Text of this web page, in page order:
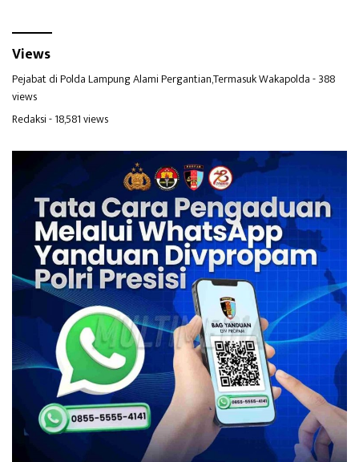
Views
Pejabat di Polda Lampung Alami Pergantian,Termasuk Wakapolda- 388
views
Redaksi- 18,581 views